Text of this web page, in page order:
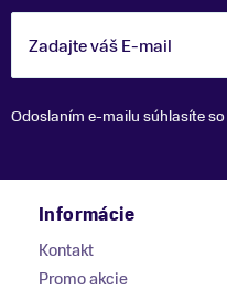
Zadajte váš E-mail
Odoslaním e-mailu súhlasíte so
Informácie
Kontakt
Promo akcie